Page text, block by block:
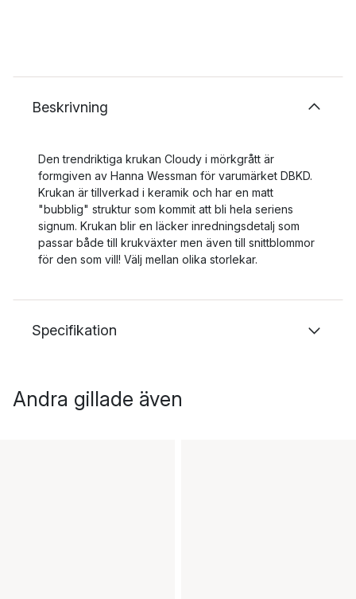
Beskrivning
Den trendriktiga krukan Cloudy i mörkgrått är
formgiven av Hanna Wessman för varumärket DBKD.
Krukan är tillverkad i keramik och har en matt
"bubblig" struktur som kommit att bli hela seriens
signum. Krukan blir en läcker inredningsdetalj som
passar både till krukväxter men även till snittblommor
för den som vill! Välj mellan olika storlekar.
Specifikation
Andra gillade även